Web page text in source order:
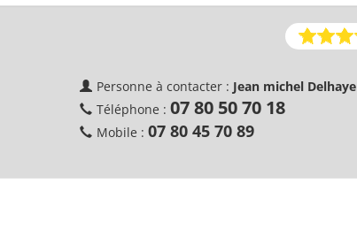
Personne à contacter : Jean michel Delhaye
Téléphone : 07 80 50 70 18
Mobile : 07 80 45 70 89